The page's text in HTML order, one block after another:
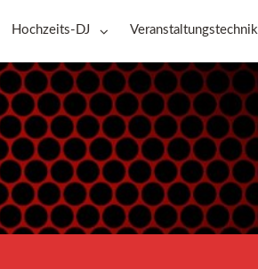
Hochzeits-DJ Veranstaltungstechnik